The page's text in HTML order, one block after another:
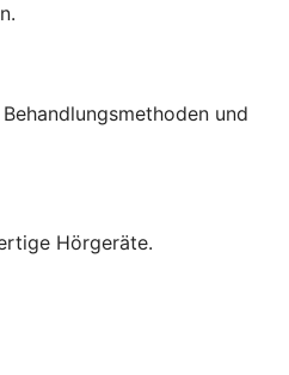
und
Hörgeräte.